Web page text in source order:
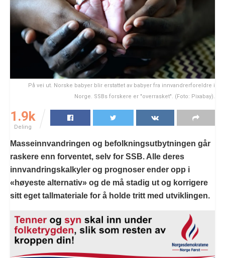
På vei ut. Norske babyer blir erstattet av babyer fra innvandrerforeldre i
Norge. SSBs forskere er "overrasket". (Foto: Pixabay).
1.9k
Deling
Masseinnvandringen og befolkningsutbytningen går
raskere enn forventet, selv for SSB. Alle deres
innvandringskalkyler og prognoser ender opp i
«høyeste alternativ» og de må stadig ut og korrigere
sitt eget tallmateriale for å holde tritt med utviklingen.